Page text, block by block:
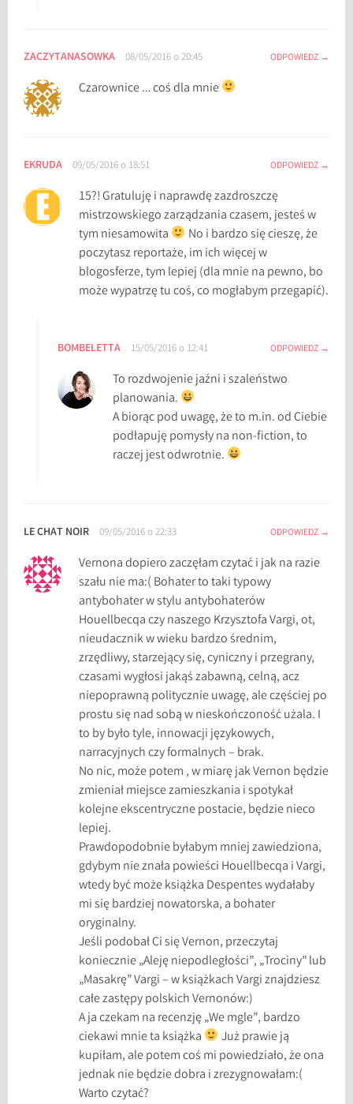
ZACZYTANASOWKA 08/05/2016 o 20:45 ODPOWIEDZ
Czarownice … coś dla mnie
EKRUDA 09/05/2016 o 18:51 ODPOWIEDZ
15?! Gratuluję i naprawdę zazdroszczę
mistrzowskiego zarządzania czasem, jesteś w
tym niesamowita
No i bardzo się cieszę, że
poczytasz reportaże, im ich więcej w
blogosferze, tym lepiej (dla mnie na pewno, bo
może wypatrzę tu coś, co mogłabym przegapić).
BOMBELETTA 15/05/2016 o 12:41 ODPOWIEDZ
To rozdwojenie jaźni i szaleństwo
planowania.
A biorąc pod uwagę, że to m.in. od Ciebie
podłapuję pomysły na non-fiction, to
raczej jest odwrotnie.
LE CHAT NOIR 09/05/2016 o 22:33 ODPOWIEDZ
Vernona dopiero zaczęłam czytać i jak na razie
szału nie ma:( Bohater to taki typowy
antybohater w stylu antybohaterów
Houellbecqa czy naszego Krzysztofa Vargi, ot,
nieudacznik w wieku bardzo średnim,
zrzędliwy, starzejący się, cyniczny i przegrany,
czasami wygłosi jakąś zabawną, celną, acz
niepoprawną politycznie uwagę, ale częściej po
prostu się nad sobą w nieskończoność użala. I
to by było tyle, innowacji językowych,
narracyjnych czy formalnych – brak.
No nic, może potem , w miarę jak Vernon będzie
zmieniał miejsce zamieszkania i spotykał
kolejne ekscentryczne postacie, będzie nieco
lepiej.
Prawdopodobnie byłabym mniej zawiedziona,
gdybym nie znała powieści Houellbecqa i Vargi,
wtedy być może książka Despentes wydałaby
mi się bardziej nowatorska, a bohater
oryginalny.
Jeśli podobał Ci się Vernon, przeczytaj
koniecznie „Aleję niepodległości”, „Trociny” lub
„Masakrę” Vargi – w książkach Vargi znajdziesz
całe zastępy polskich Vernonów:)
A ja czekam na recenzję „We mgle”, bardzo
ciekawi mnie ta książka
Już prawie ją
kupiłam, ale potem coś mi powiedziało, że ona
jednak nie będzie dobra i zrezygnowałam:(
Warto czytać?